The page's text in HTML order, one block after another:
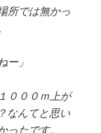
所では無かっ
ー」
０００ｍ上が
なんてと思い
ったです。